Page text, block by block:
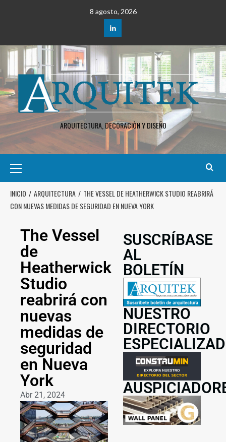
8 agosto, 2026
ARQUITECTURA, DECORACIÒN Y DISEÑO
INICIO ARQUITECTURA
THE VESSEL DE HEATHERWICK STUDIO REABRIRÁ
CON NUEVAS MEDIDAS DE SEGURIDAD EN NUEVA YORK
The Vessel
de
Heatherwick
Studio
reabrirá con
nuevas
medidas de
seguridad
en Nueva
York
Abr 21, 2024
SUSCRÍBASE
AL
BOLETÍN
NUESTRO
DIRECTORIO